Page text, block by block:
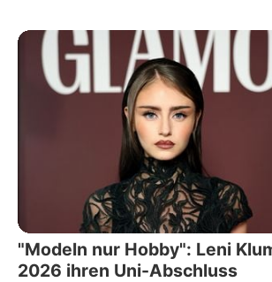
"Modeln nur Hobby": Leni
2026 ihren Uni-Abschluss